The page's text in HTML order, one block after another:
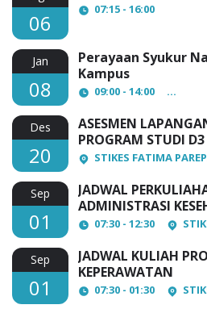
06
07:15 - 16:00
Jan
08
Perayaan Syukur
Kampus
09:00 - 14:00
Des
20
ASESMEN
PROGRAM STUDI
STIKES FATIMA
Sep
01
JADWAL
ADMINISTRASI
07:30 - 12:30
Sep
01
JADWAL KULIAH
KEPERAWATAN
07:30 - 01:30